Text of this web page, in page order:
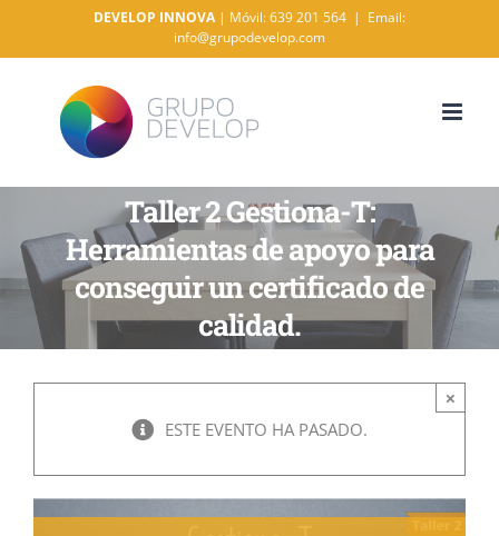
al
contenido
DEVELOP INNOVA| Móvil: 639 201 564 | Email:
info@grupodevelop.com
Taller 2 Gestiona-T:
Herramientas de apoyo para
conseguir un certificado de
calidad.
×
ESTE EVENTO HA PASADO.